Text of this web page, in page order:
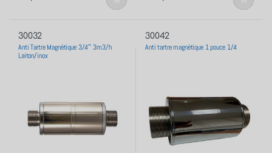
30032
Anti Tartre Magnétique 3/4″ 3m3/h
Laiton/inox
30042
Anti tartre magnétique 1 pouce 1/4